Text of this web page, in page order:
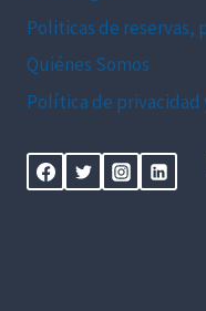
Politicas de reservas,
Quiénes Somos
Política de privacidad